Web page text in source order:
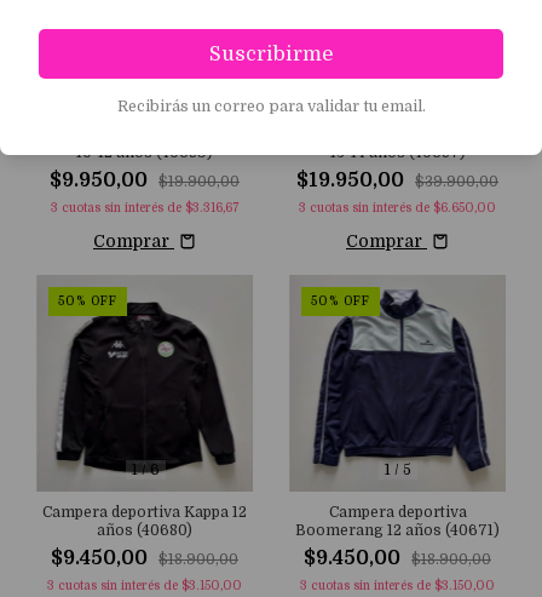
10-12 años (40689)
$9.950,00 $19.900,00
3 cuotas sin interés de $3.316,67
Comprar
13-14 años (40687)
$19.950,00 $39.900,00
3 cuotas sin interés de $6.650,00
Comprar
1/6
50 % OFF
Campera deportiva Kappa 12
años (40680)
$9.450,00 $18.900,00
3 cuotas sin interés de $3.150,00
1/ 5
50 % OFF
Campera deportiva
Boomerang 12 años (40671)
$9.450,00 $18.900,00
3 cuotas sin interés de $3.150,00
Suscribirme
Recibirás un correo para validar tu email.